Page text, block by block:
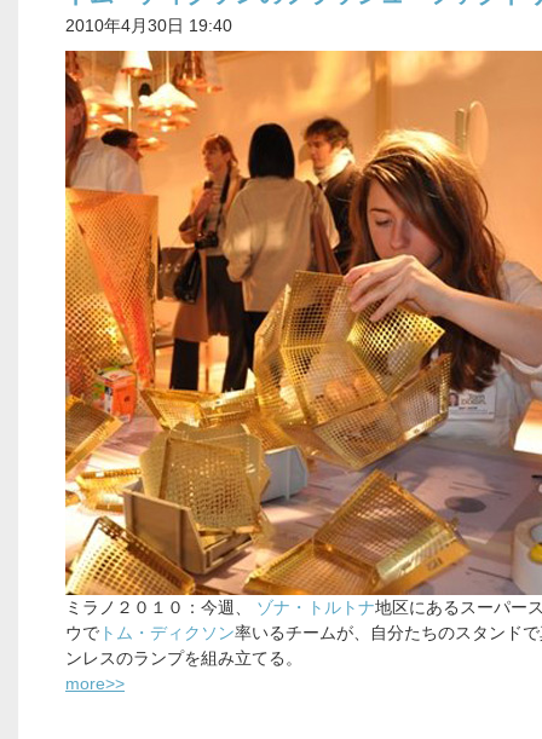
2010年4月30日 19:40
ミラノ２０１０：今週、 ゾナ・トルトナ地区にあるスーパー
ウで トム・ディクソン率いるチームが、自分たちのスタンド
ンレスのランプを組み立てる。
more>>